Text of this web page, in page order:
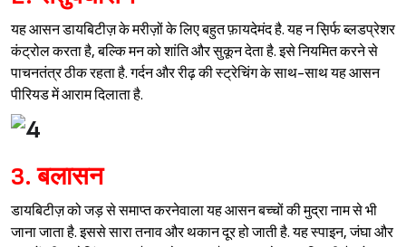
यह आसन डायबिटीज़ के मरीज़ों के लिए बहुत फ़ायदेमंद है. यह न स़िर्फ ब्लडप्रेशर
कंट्रोल करता है, बल्कि मन को शांति और सुकून देता है. इसे नियमित करने से
पाचनतंत्र ठीक रहता है. गर्दन और रीढ़ की स्ट्रेचिंग के साथ-साथ यह आसन
पीरियड में आराम दिलाता है.
3. बलासन
डायबिटीज़ को जड़ से समाप्त करनेवाला यह आसन बच्चों की मुद्रा नाम से भी
जाना जाता है. इससे सारा तनाव और थकान दूर हो जाती है. यह स्पाइन, जंघा और